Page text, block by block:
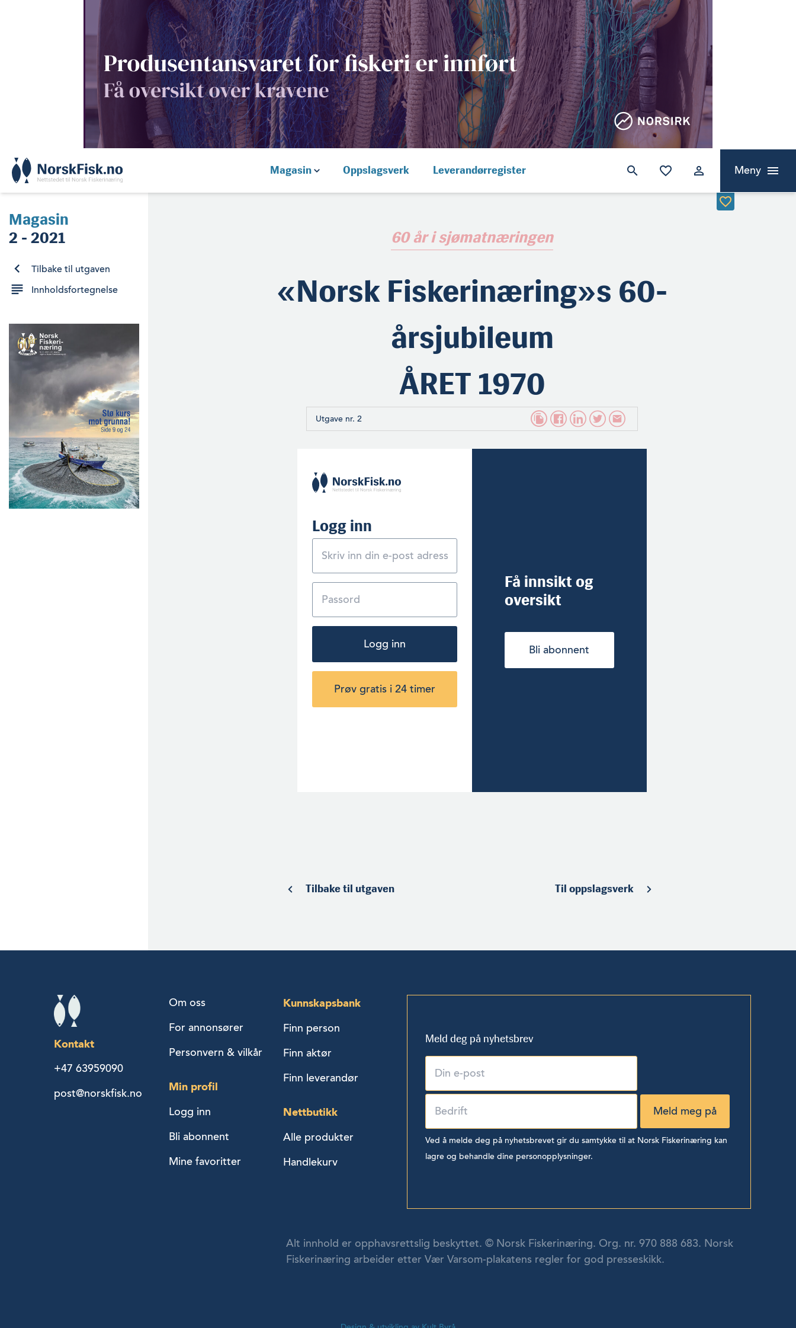
Magasin Oppslagsverk Leverandørregister Meny
Magasin
2 - 2021
Tilbake til utgaven
Innholdsfortegnelse
60 år i sjømatnæringen
«Norsk Fiskerinæring»s 60-
årsjubileum
ÅRET 1970
Utgave nr. 2
Logg inn
Logg inn
Prøv gratis i 24 timer
Få innsikt og
oversikt
Bli abonnent
Tilbake til utgaven Til oppslagsverk
Kontakt
+47 63959090
post@norskfisk.no
Om oss
For annonsører
Personvern & vilkår
Min profil
Logg inn
Bli abonnent
Mine favoritter
Kunnskapsbank
Finn person
Finn aktør
Finn leverandør
Nettbutikk
Alle produkter
Handlekurv
Meld deg på nyhetsbrev
Ved å melde deg på nyhetsbrevet gir du samtykke til at Norsk Fiskerinæring kan
lagre og behandle dine personopplysninger.
Alt innhold er opphavsrettslig beskyttet. © Norsk Fiskerinæring. Org. nr. 970 888 683. Norsk
Fiskerinæring arbeider etter Vær Varsom-plakatens regler for god presseskikk.